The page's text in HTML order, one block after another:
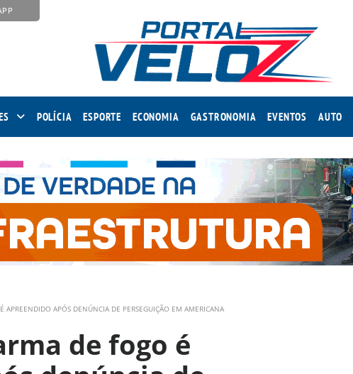
POLÍCIA ESPORTE ECONOMIA GASTRONOMIA EVENTOS AUTO
APREENDIDO APÓS DENÚNCIA DE PERSEGUIÇÃO EM AMERICANA
de fogo é